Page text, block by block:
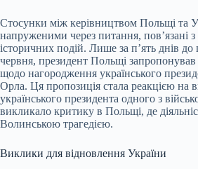
Стосунки між керівництвом Польщі та
напруженими через питання, пов’язані з
історичних подій. Лише за п’ять днів до
червня, президент Польщі
щодо нагородження українського
Орла. Ця пропозиція стала реакцією на
українського президента одного з
викликало критику в Польщі, де
Волинською трагедією.
Виклики для відновлення України